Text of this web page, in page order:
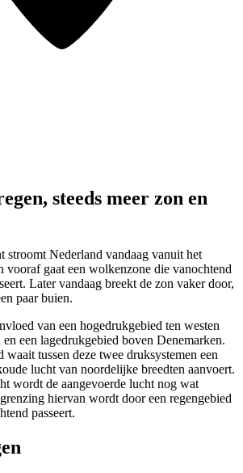
steeds meer zon en
stroomt Nederland vandaag vanuit het
vooraf gaat een wolkenzone die vanochtend
Later vandaag breekt de zon vaker door,
paar buien.
van een hogedrukgebied ten westen
een lagedrukgebied boven Denemarken.
waait tussen deze twee druksystemen een
lucht van noordelijke breedten aanvoert.
wordt de aangevoerde lucht nog wat
hiervan wordt door een regengebied
passeert.